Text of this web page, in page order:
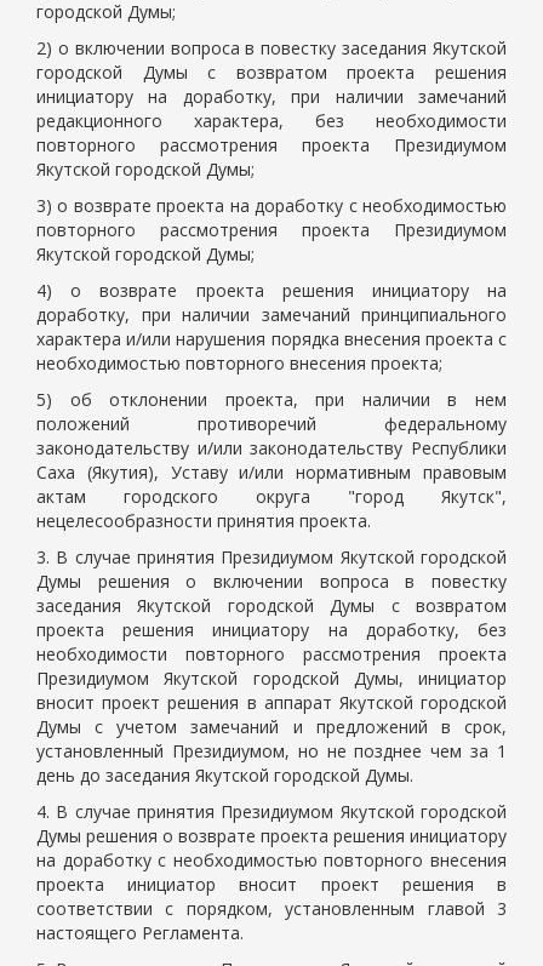
городской Думы;
2) о включении вопроса в повестку заседания Якутской
городской Думы с возвратом проекта решения
инициатору на доработку, при наличии замечаний
редакционного характера, без необходимости
повторного рассмотрения проекта Президиумом
Якутской городской Думы;
3) о возврате проекта на доработку с необходимостью
повторного рассмотрения проекта Президиумом
Якутской городской Думы;
4) о возврате проекта решения инициатору на
доработку, при наличии замечаний принципиального
характера и/или нарушения порядка внесения проекта с
необходимостью повторного внесения проекта;
5) об отклонении проекта, при наличии в нем
положений противоречий федеральному
законодательству и/или законодательству Республики
Саха (Якутия), Уставу и/или нормативным правовым
актам городского округа "город Якутск",
нецелесообразности принятия проекта.
3. В случае принятия Президиумом Якутской городской
Думы решения о включении вопроса в повестку
заседания Якутской городской Думы с возвратом
проекта решения инициатору на доработку, без
необходимости повторного рассмотрения проекта
Президиумом Якутской городской Думы, инициатор
вносит проект решения в аппарат Якутской городской
Думы с учетом замечаний и предложений в срок,
установленный Президиумом, но не позднее чем за 1
день до заседания Якутской городской Думы.
4. В случае принятия Президиумом Якутской городской
Думы решения о возврате проекта решения инициатору
на доработку с необходимостью повторного внесения
проекта инициатор вносит проект решения в
соответствии с порядком, установленным главой 3
настоящего Регламента.